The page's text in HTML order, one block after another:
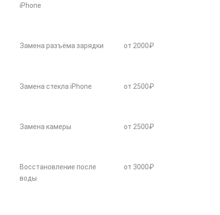
iPhone
Замена разъёма зарядки от 2000₽
Замена стекла iPhone от 2500₽
Замена камеры от 2500₽
Восстановление после
воды
от 3000₽